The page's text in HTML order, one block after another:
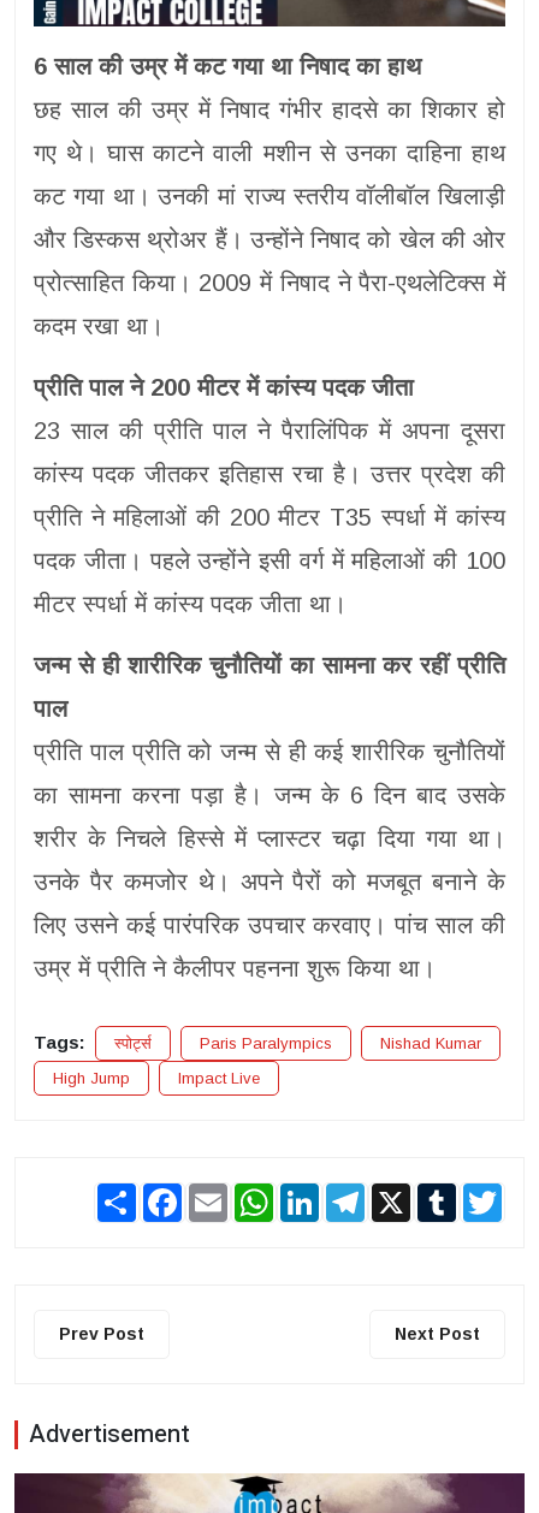
6 साल की उम्र में कट गया था निषाद का हाथ
छह साल की उम्र में निषाद गंभीर हादसे का शिकार हो
गए थे। घास काटने वाली मशीन से उनका दाहिना हाथ
कट गया था। उनकी मां राज्य स्तरीय वॉलीबॉल खिलाड़ी
और डिस्कस थ्रोअर हैं। उन्होंने निषाद को खेल की ओर
प्रोत्साहित किया। 2009 में निषाद ने पैरा-एथलेटिक्स में
कदम रखा था।
प्रीति पाल ने 200 मीटर में कांस्य पदक जीता
23 साल की प्रीति पाल ने पैरालिंपिक में अपना दूसरा
कांस्य पदक जीतकर इतिहास रचा है। उत्तर प्रदेश की
प्रीति ने महिलाओं की 200 मीटर T35 स्पर्धा में कांस्य
पदक जीता। पहले उन्होंने इसी वर्ग में महिलाओं की 100
मीटर स्पर्धा में कांस्य पदक जीता था।
जन्म से ही शारीरिक चुनौतियों का सामना कर रहीं प्रीति
पाल
प्रीति पाल प्रीति को जन्म से ही कई शारीरिक चुनौतियों
का सामना करना पड़ा है। जन्म के 6 दिन बाद उसके
शरीर के निचले हिस्से में प्लास्टर चढ़ा दिया गया था।
उनके पैर कमजोर थे। अपने पैरों को मजबूत बनाने के
लिए उसने कई पारंपरिक उपचार करवाए। पांच साल की
उम्र में प्रीति ने कैलीपर पहनना शुरू किया था।
Tags: स्पोर्ट्स Paris Paralympics
Nishad Kumar
High Jump
Impact Live
Share Facebook
Email WhatsAppLinkedInTelegram
X Tumblr
Prev Post Next Post
Advertisement